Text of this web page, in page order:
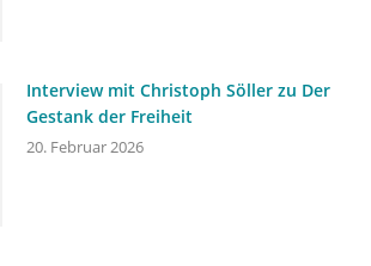
Interview mit Christoph Söller zu Der
Gestank der Freiheit
20. Februar 2026